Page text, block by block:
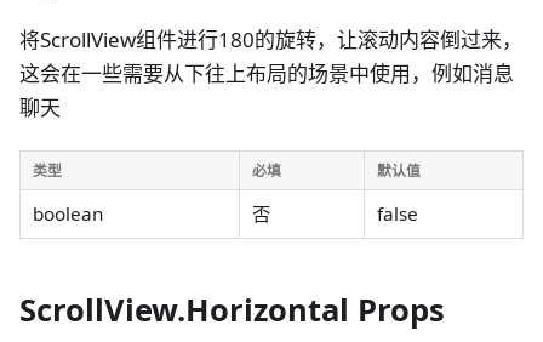
将ScrollView组件进行180的旋转，让滚动内容倒过来，
这会在一些需要从下往上布局的场景中使用，例如消息
聊天
类型 必填 默认值
boolean 否 false
ScrollView.Horizontal Props